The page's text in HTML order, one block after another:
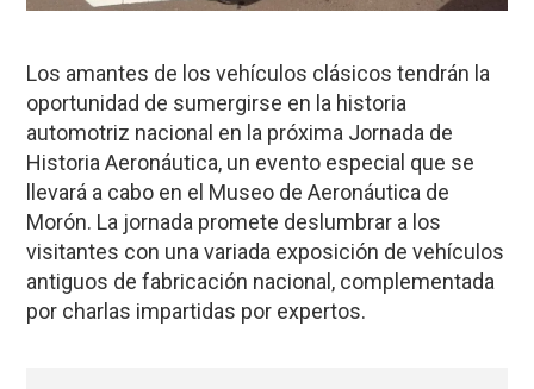
Los amantes de los vehículos clásicos tendrán la
oportunidad de sumergirse en la historia
automotriz nacional en la próxima Jornada de
Historia Aeronáutica, un evento especial que se
llevará a cabo en el Museo de Aeronáutica de
Morón. La jornada promete deslumbrar a los
visitantes con una variada exposición de vehículos
antiguos de fabricación nacional, complementada
por charlas impartidas por expertos.